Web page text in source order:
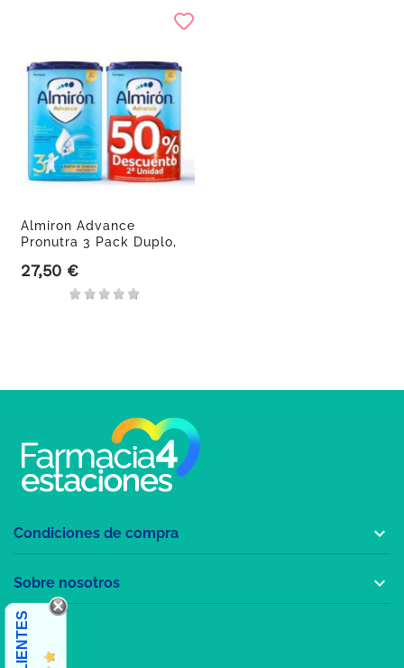
Almiron Advance
Pronutra 3 Pack Duplo,
Precio
27,50 €
Condiciones de compra 
Sobre nosotros 